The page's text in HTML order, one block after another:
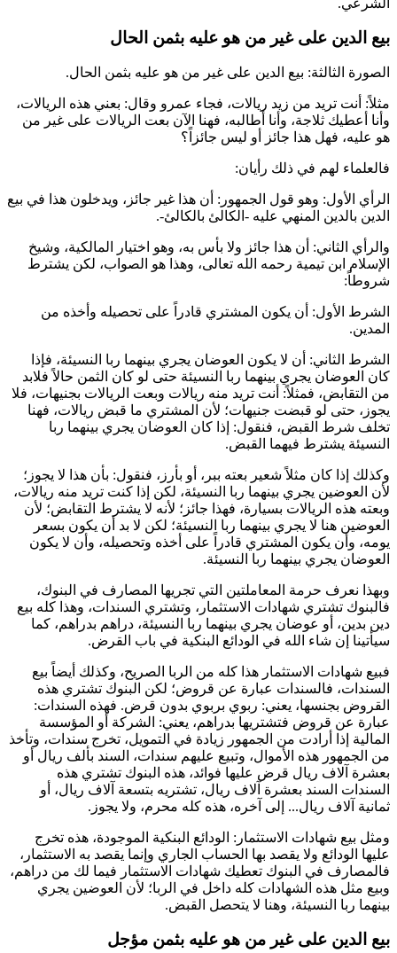
الشرعي.
بيع الدين على غير من هو عليه بثمن الحال
الصورة الثالثة: بيع الدين على غير من هو عليه بثمن الحال.
مثلاً: أنت تريد من زيد ريالات، فجاء عمرو وقال: بعني هذه الريالات،
وأنا أعطيك ثلاجة، وأنا أطالبه، فهنا الآن بعت الريالات على غير من
هو عليه، فهل هذا جائز أو ليس جائزاً؟
فالعلماء لهم في ذلك رأيان:
الرأي الأول: وهو قول الجمهور: أن هذا غير جائز، ويدخلون هذا في بيع
الدين بالدين المنهي عليه -الكالئ بالكالئ-.
والرأي الثاني: أن هذا جائز ولا بأس به، وهو اختيار المالكية، وشيخ
الإسلام ابن تيمية رحمه الله تعالى، وهذا هو الصواب، لكن يشترط
شروطاً:
الشرط الأول: أن يكون المشتري قادراً على تحصيله وأخذه من
المدين.
الشرط الثاني: أن لا يكون العوضان يجري بينهما ربا النسيئة، فإذا
كان العوضان يجري بينهما ربا النسيئة حتى لو كان الثمن حالاً فلابد
من التقابض، فمثلاً: أنت تريد منه ريالات وبعت الريالات بجنيهات، فلا
يجوز، حتى لو قبضت جنيهات؛ لأن المشتري ما قبض ريالات، فهنا
تخلف شرط القبض، فنقول: إذا كان العوضان يجري بينهما ربا
النسيئة يشترط فيهما القبض.
وكذلك إذا كان مثلاً شعير بعته ببر، أو بأرز، فنقول: بأن هذا لا يجوز؛
لأن العوضين يجري بينهما ربا النسيئة، لكن إذا كنت تريد منه ريالات،
وبعته هذه الريالات بسيارة، فهذا جائز؛ لأنه لا يشترط التقابض؛ لأن
العوضين هنا لا يجري بينهما ربا النسيئة؛ لكن لا بد أن يكون بسعر
يومه، وأن يكون المشتري قادراً على أخذه وتحصيله، وأن لا يكون
العوضان يجري بينهما ربا النسيئة.
وبهذا نعرف حرمة المعاملتين التي تجريها المصارف في البنوك،
فالبنوك تشتري شهادات الاستثمار، وتشتري السندات، وهذا كله بيع
دين بدين، أو عوضان يجري بينهما ربا النسيئة، دراهم بدراهم، كما
سيأتينا إن شاء الله في الودائع البنكية في باب القرض.
فبيع شهادات الاستثمار هذا كله من الربا الصريح، وكذلك أيضاً بيع
السندات، فالسندات عبارة عن قروض؛ لكن البنوك تشتري هذه
القروض بجنسها، يعني: ربوي بربوي بدون قرض. فهذه السندات:
عبارة عن قروض فتشتريها بدراهم، يعني: الشركة أو المؤسسة
المالية إذا أرادت من الجمهور زيادة في التمويل، تخرج سندات، وتأخذ
من الجمهور هذه الأموال، وتبيع عليهم سندات، السند بألف ريال أو
بعشرة آلاف ريال قرض عليها فوائد، هذه البنوك تشتري هذه
السندات السند بعشرة آلاف ريال، تشتريه بتسعة آلاف ريال، أو
ثمانية آلاف ريال... إلى آخره، هذه كله محرم، ولا يجوز.
ومثل بيع شهادات الاستثمار: الودائع البنكية الموجودة، هذه تخرج
عليها الودائع ولا يقصد بها الحساب الجاري وإنما يقصد به الاستثمار،
فالمصارف في البنوك تعطيك شهادات الاستثمار فيما لك من دراهم،
وبيع مثل هذه الشهادات كله داخل في الربا؛ لأن العوضين يجري
بينهما ربا النسيئة، وهنا لا يتحصل القبض.
بيع الدين على غير من هو عليه بثمن مؤجل